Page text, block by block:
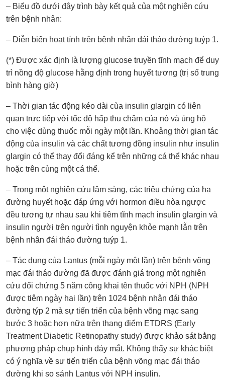
– Biểu đồ dưới đây trình bày kết quả của một nghiên cứu
trên bệnh nhân:
– Diễn biến hoạt tính trên bệnh nhân đái tháo đường tuýp 1.
(*) Được xác định là lượng glucose truyền tĩnh mạch để duy
trì nồng độ glucose hằng định trong huyết tương (trị số trung
bình hàng giờ)
– Thời gian tác động kéo dài cùa insulin glargin có liên
quan trực tiếp với tốc độ hấp thu chậm của nó và ủng hộ
cho việc dùng thuốc mỗi ngày một lần. Khoảng thời gian tác
động của insulin và các chất tương đồng insulin như insulin
glargin có thể thay đổi đáng kể trên những cá thể khác nhau
hoặc trên cùng một cá thể.
– Trong một nghiên cứu lâm sàng, các triệu chứng của hạ
đường huyết hoặc đáp ứng với hormon điều hòa ngược
đều tương tự nhau sau khi tiêm tĩnh mạch insulin glargin và
insulin người trên người tình nguyện khỏe mạnh lẫn trên
bệnh nhân đái tháo đường tuýp 1.
– Tác dụng của Lantus (mỗi ngày một lần) trên bệnh võng
mạc đái tháo đường đã được đánh giá trong một nghiên
cứu đối chứng 5 năm công khai tên thuốc với NPH (NPH
được tiêm ngày hai lần) trên 1024 bệnh nhân đái tháo
đường týp 2 mà sự tiến triển của bệnh võng mạc sang
bước 3 hoặc hơn nữa trên thang điểm ETDRS (Early
Treatment Diabetic Retinopathy study) được khảo sát bằng
phương pháp chụp hình đáy mắt. Không thấy sự khác biệt
có ý nghĩa về sư tiến triển của bệnh võng mạc đái tháo
đường khi so sánh Lantus với NPH insulin.